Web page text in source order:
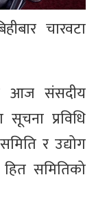
चारवटा
आज संसदीय
सूचना प्रविधि
र उद्योग
समितिको